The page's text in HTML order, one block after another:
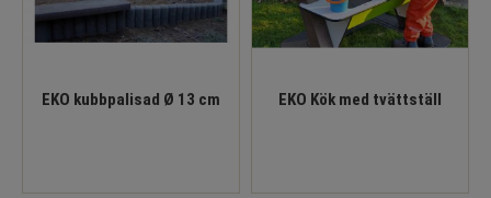
EKO kubbpalisad Ø 13 cm EKO Kök med tvättställ